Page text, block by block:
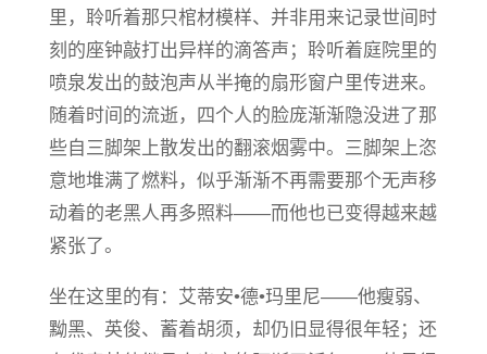
里，聆听着那只棺材模样、并非用来记录世间时
刻的座钟敲打出异样的滴答声；聆听着庭院里的
喷泉发出的鼓泡声从半掩的扇形窗户里传进来。
随着时间的流逝，四个人的脸庞渐渐隐没进了那
些自三脚架上散发出的翻滚烟雾中。三脚架上恣
意地堆满了燃料，似乎渐渐不再需要那个无声移
动着的老黑人再多照料——而他也已变得越来越
紧张了。
坐在这里的有：艾蒂安•德•玛里尼——他瘦弱、
黝黑、英俊、蓄着胡须，却仍旧显得很年轻；还